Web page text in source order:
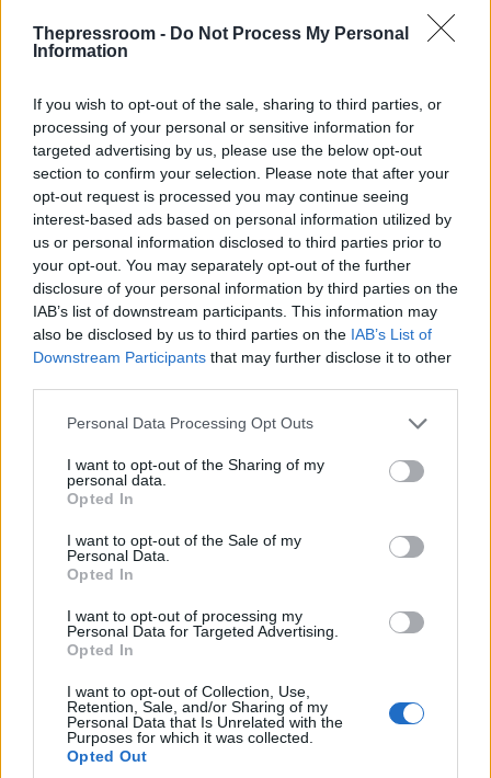
Thepressroom - Do Not Process My Personal
Information
If you wish to opt-out of the sale, sharing to third parties, or
processing of your personal or sensitive information for
targeted advertising by us, please use the below opt-out
section to confirm your selection. Please note that after your
opt-out request is processed you may continue seeing
interest-based ads based on personal information utilized by
us or personal information disclosed to third parties prior to
your opt-out. You may separately opt-out of the further
disclosure of your personal information by third parties on the
IAB’s list of downstream participants. This information may
also be disclosed by us to third parties on the IAB’s List of
Downstream Participants that may further disclose it to other
Please note that this website/app uses one or more Google
not limited to your visit or usage behaviour. You may click to
grant or deny consent to Google and its third-party tags to
use your data for below specified purposes in below Google
consent section.
Personal Data Processing Opt Outs
I want to opt-out of the Sharing of my
personal data.
Opted In
I want to opt-out of the Sale of my
Personal Data.
Opted In
I want to opt-out of processing my
Personal Data for Targeted Advertising.
Opted In
I want to opt-out of Collection, Use,
Retention, Sale, and/or Sharing of my
Personal Data that Is Unrelated with the
Purposes for which it was collected.
Opted Out
ΠΟΛΙΤΙΣΜΟΣ
10/08/2026 - 20:40
Αθηνών